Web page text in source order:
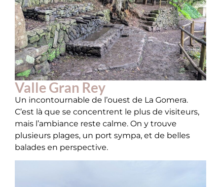
Valle Gran Rey
Un incontournable de l’ouest de La Gomera.
C’est là que se concentrent le plus de visiteurs,
mais l’ambiance reste calme. On y trouve
plusieurs plages, un port sympa, et de belles
balades en perspective.